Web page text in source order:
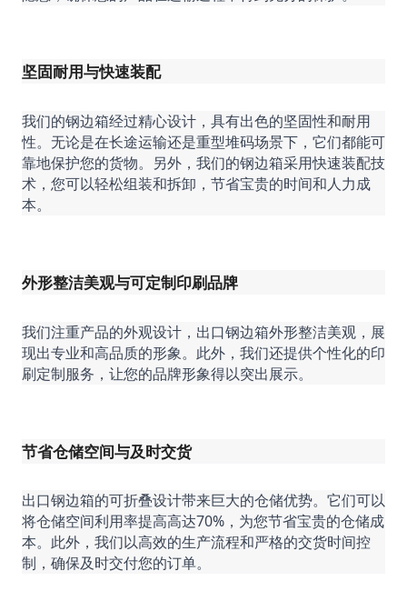
坚固耐用与快速装配
我们的钢边箱经过精心设计，具有出色的坚固性和耐用
性。无论是在长途运输还是重型堆码场景下，它们都能可
靠地保护您的货物。另外，我们的钢边箱采用快速装配技
术，您可以轻松组装和拆卸，节省宝贵的时间和人力成
本。
外形整洁美观与可定制印刷品牌
我们注重产品的外观设计，出口钢边箱外形整洁美观，展
现出专业和高品质的形象。此外，我们还提供个性化的印
刷定制服务，让您的品牌形象得以突出展示。
节省仓储空间与及时交货
出口钢边箱的可折叠设计带来巨大的仓储优势。它们可以
将仓储空间利用率提高高达70%，为您节省宝贵的仓储成
本。此外，我们以高效的生产流程和严格的交货时间控
制，确保及时交付您的订单。